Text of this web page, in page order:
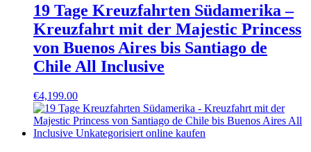
19 Tage Kreuzfahrten Südamerika –
Kreuzfahrt mit der Majestic Princess
von Buenos Aires bis Santiago de
Chile All Inclusive
€4,199.00